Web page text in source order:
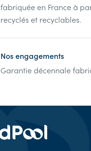
fabriquée en France à
recyclés et recyclables.
Nos engagements
Garantie décennale